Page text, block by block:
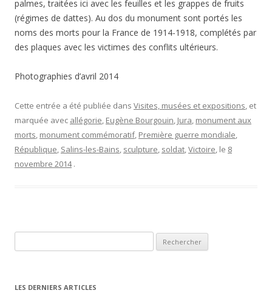
palmes, traitées ici avec les feuilles et les grappes de fruits
(régimes de dattes). Au dos du monument sont portés les
noms des morts pour la France de 1914-1918, complétés par
des plaques avec les victimes des conflits ultérieurs.
Photographies d’avril 2014
Cette entrée a été publiée dans Visites, musées et expositions, et
marquée avec allégorie, Eugène Bourgouin, Jura, monument aux
morts, monument commémoratif, Première guerre mondiale,
République, Salins-les-Bains, sculpture, soldat,Victoire, le 8
novembre 2014 .
LES DERNIERS ARTICLES